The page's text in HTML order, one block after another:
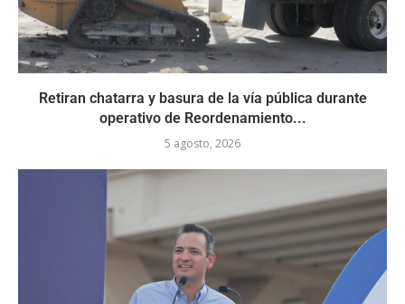
Retiran chatarra y basura de la vía pública durante
operativo de Reordenamiento...
5 agosto, 2026